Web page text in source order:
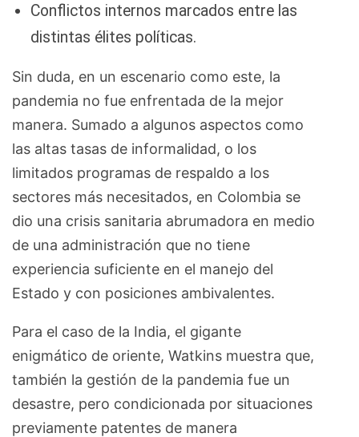
Conflictos internos marcados entre las
distintas élites políticas.
Sin duda, en un escenario como este, la
pandemia no fue enfrentada de la mejor
manera. Sumado a algunos aspectos como
las altas tasas de informalidad, o los
limitados programas de respaldo a los
sectores más necesitados, en Colombia se
dio una crisis sanitaria abrumadora en medio
de una administración que no tiene
experiencia suficiente en el manejo del
Estado y con posiciones ambivalentes.
Para el caso de la India, el gigante
enigmático de oriente, Watkins muestra que,
también la gestión de la pandemia fue un
desastre, pero condicionada por situaciones
previamente patentes de manera